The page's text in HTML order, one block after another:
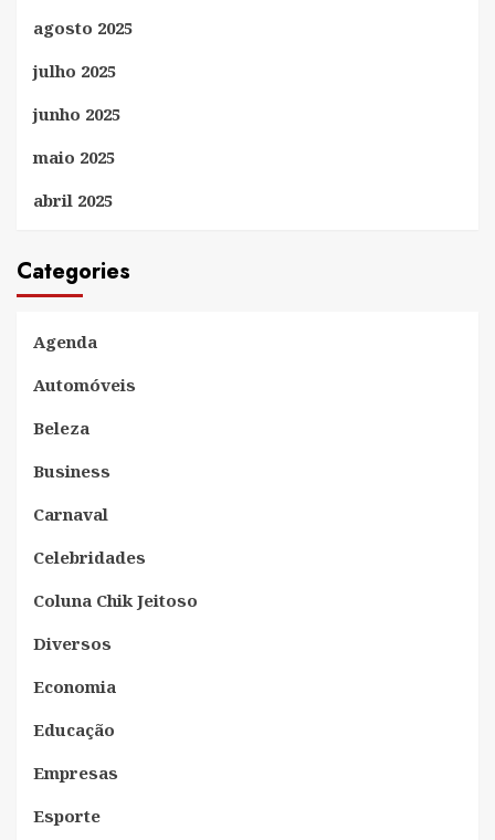
agosto 2025
julho 2025
junho 2025
maio 2025
abril 2025
Categories
Agenda
Automóveis
Beleza
Business
Carnaval
Celebridades
Coluna Chik Jeitoso
Diversos
Economia
Educação
Empresas
Esporte